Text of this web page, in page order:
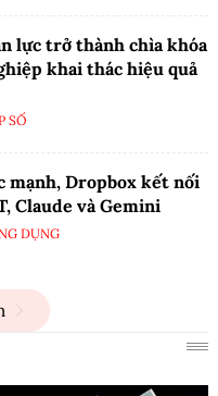
lực trở thành chìa khóa
khai thác hiệu quả
SỐ
mạnh, Dropbox kết nối
Claude và Gemini
DỤNG